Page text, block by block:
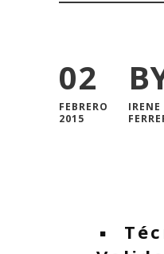
02
FEBRERO
2015
IRENE